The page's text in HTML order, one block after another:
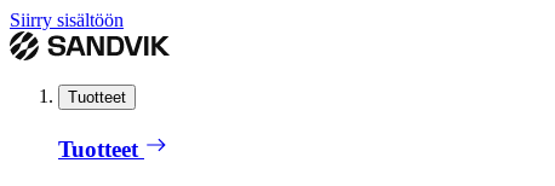
Siirry sisältöön
Tuotteet
Tuotteet